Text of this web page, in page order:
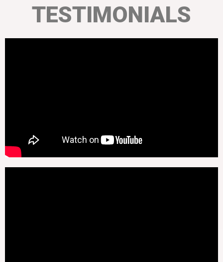
TESTIMONIALS